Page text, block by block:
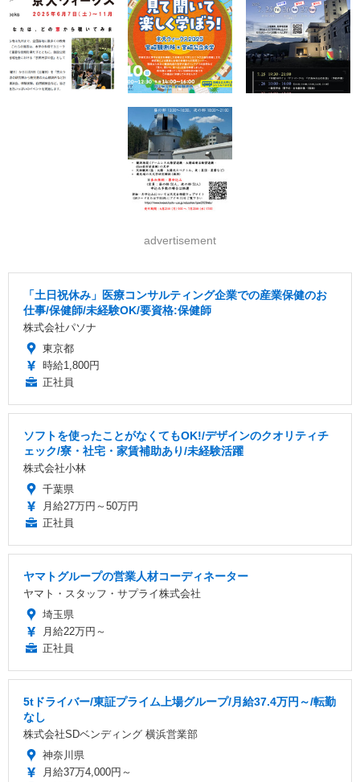
advertisement
「土日祝休み」医療コンサルティング企業での産業保健のお
仕事/保健師/未経験OK/要資格:保健師
株式会社パソナ
東京都
時給1,800円
正社員
ソフトを使ったことがなくてもOK!/デザインのクオリティチ
ェック/寮・社宅・家賃補助あり/未経験活躍
株式会社小林
千葉県
月給27万円～50万円
正社員
ヤマトグループの営業人材コーディネーター
ヤマト・スタッフ・サプライ株式会社
埼玉県
月給22万円～
正社員
5tドライバー/東証プライム上場グループ/月給37.4万円～/転勤
なし
株式会社SDベンディング 横浜営業部
神奈川県
月給37万4,000円～